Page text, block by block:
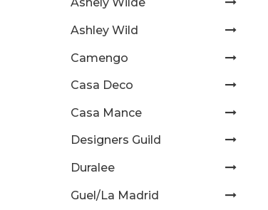
Ashely Wilde
Ashley Wild
Camengo
Casa Deco
Casa Mance
Designers Guild
Duralee
Guel/La Madrid